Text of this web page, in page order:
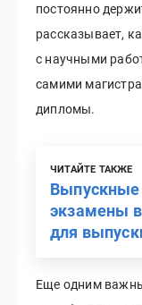
постоянно
рассказывает,
с научными
самими
дипломы.
ЧИТАЙТЕ ТАКЖЕ
Выпускные
экзамены в
для
Еще одним